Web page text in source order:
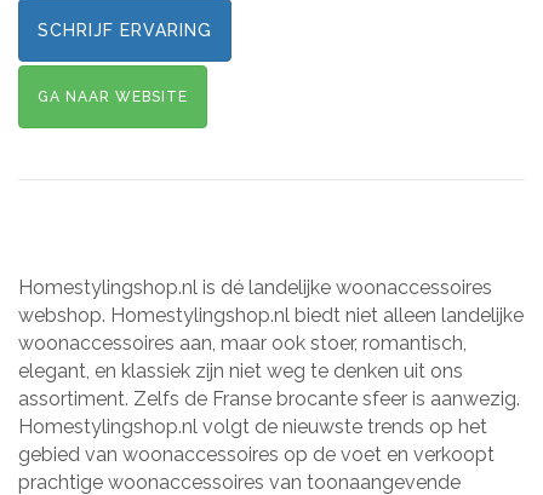
SCHRIJF ERVARING
GA NAAR WEBSITE
Homestylingshop.nl is dé landelijke woonaccessoires
webshop. Homestylingshop.nl biedt niet alleen landelijke
woonaccessoires aan, maar ook stoer, romantisch,
elegant, en klassiek zijn niet weg te denken uit ons
assortiment. Zelfs de Franse brocante sfeer is aanwezig.
Homestylingshop.nl volgt de nieuwste trends op het
gebied van woonaccessoires op de voet en verkoopt
prachtige woonaccessoires van toonaangevende